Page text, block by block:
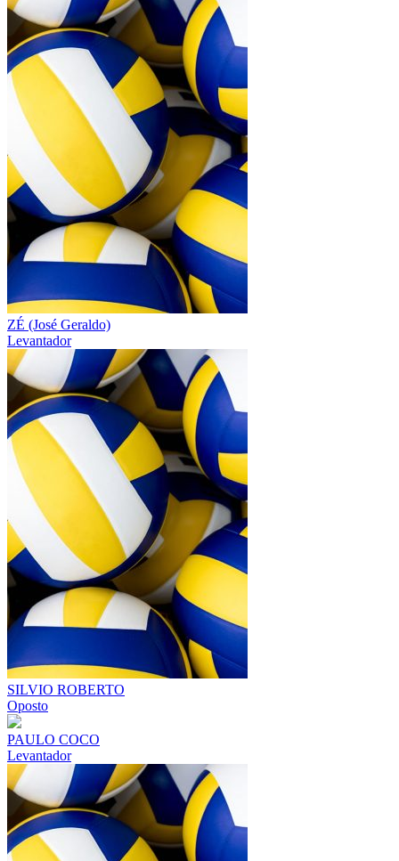
ZÉ (José Geraldo)
Levantador
SILVIO ROBERTO
Oposto
PAULO COCO
Levantador